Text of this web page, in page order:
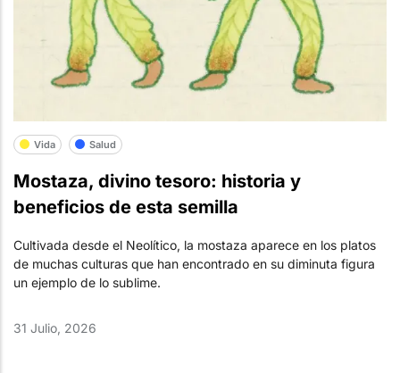
Vida Salud
Mostaza, divino tesoro: historia y
beneficios de esta semilla
Cultivada desde el Neolítico, la mostaza aparece en los platos
de muchas culturas que han encontrado en su diminuta figura
un ejemplo de lo sublime.
31 Julio, 2026